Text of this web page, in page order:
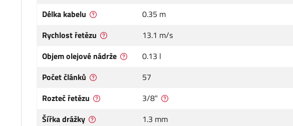
Délka kabelu
0.35 m
Rychlost řetězu
13.1 m/s
Objem olejové nádrže
0.13 l
Počet článků
57
Rozteč řetězu
3/8"
Šířka drážky
1.3 mm